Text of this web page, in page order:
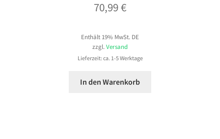
70,99€
Enthält 19% MwSt. DE
zzgl. Versand
Lieferzeit: ca. 1-5 Werktage
In den Warenkorb